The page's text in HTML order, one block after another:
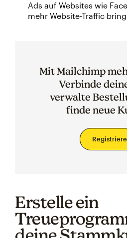
Ads auf Websites wie
mehr Website-Traffic
Mit Mailchimp
Verbinde
verwalte
finde neue
Erstelle ein